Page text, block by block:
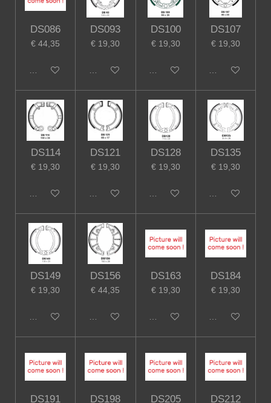
DS086
€ 44,35
In winkelwagen
DS093
€ 19,30
In winkelwagen
DS100
€ 19,30
In winkelwagen
DS107
€ 19,30
In winkelwagen
DS114
€ 19,30
In winkelwagen
DS121
€ 19,30
In winkelwagen
DS128
€ 19,30
In winkelwagen
DS135
€ 19,30
In winkelwagen
DS149
€ 19,30
In winkelwagen
DS156
€ 44,35
In winkelwagen
DS163
€ 19,30
In winkelwagen
DS184
€ 19,30
In winkelwagen
DS191 DS198 DS205 DS212